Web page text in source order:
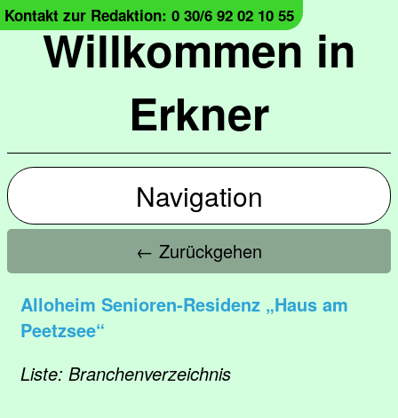
Willkommen in
Erkner
Kontakt zur Redaktion: 0 30/6 92 02 10 55
Navigation
← Zurückgehen
Alloheim Senioren-Residenz „Haus am
Peetzsee“
Liste: Branchenverzeichnis